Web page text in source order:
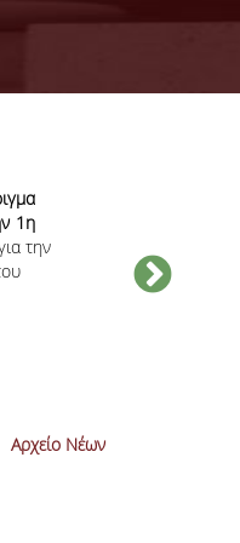
1η
την
βαθμολογίας
εξεταστικών
Αρχείο Νέων